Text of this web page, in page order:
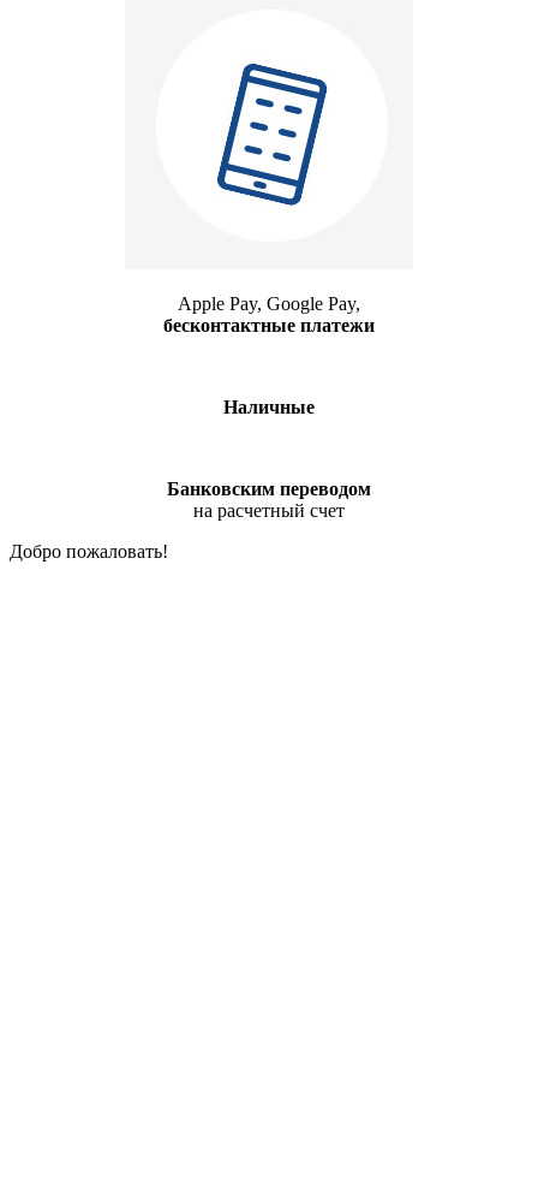
Apple Pay, Google Pay,
бесконтактные платежи
Наличные
Банковским переводом
на расчетный счет
Добро пожаловать!